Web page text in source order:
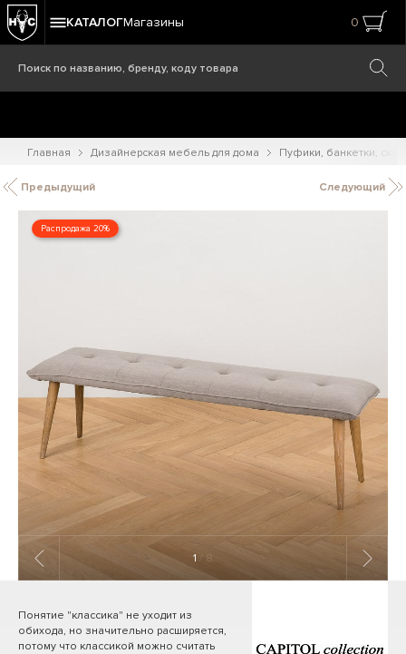
КАТАЛОГМагазины 0
Главная Дизайнерская мебель для дома Пуфики, банкетки,
Предыдущий Следующий
Распродажа 20%
1 / 8
Понятие "классика" не уходит из
обихода, но значительно расширяется,
потому что классикой можно считать